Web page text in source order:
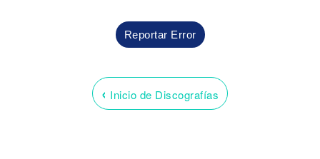
Reportar Error
‹ Inicio de Discografías